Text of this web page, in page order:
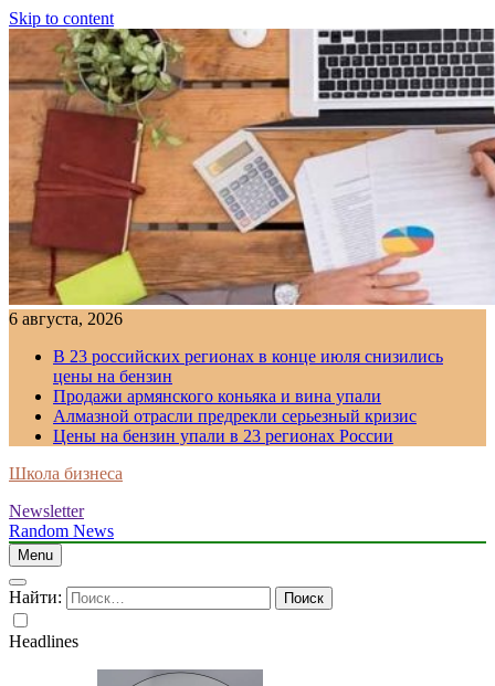
Skip to content
6 августа, 2026
В 23 российских регионах в конце июля снизились
цены на бензин
Продажи армянского коньяка и вина упали
Алмазной отрасли предрекли серьезный кризис
Цены на бензин упали в 23 регионах России
Школа бизнеса
Newsletter
Random News
Menu
Найти:
Headlines